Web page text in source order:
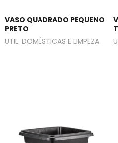
VASO QUADRADO PEQUENO
PRETO
UTIL. DOMÉSTICAS E LIMPEZA